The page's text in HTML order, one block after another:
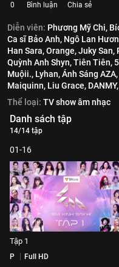
0 Bình luận Chia sẻ
Diễn viên: Phương Mỹ Chi,
Ca sĩ Bảo Anh, Ngô Lan
Han Sara,Orange,Juky San,
Quỳnh Anh Shyn,Tiên Tiên,
Muộii., Lyhan,Ánh Sáng AZA,
Maiquinn, Liu Grace, DANMY,
Thể loại: TV show âm nhạc
Danh sách tập
14/14 tập
01-16
Tập 1
P Full HD